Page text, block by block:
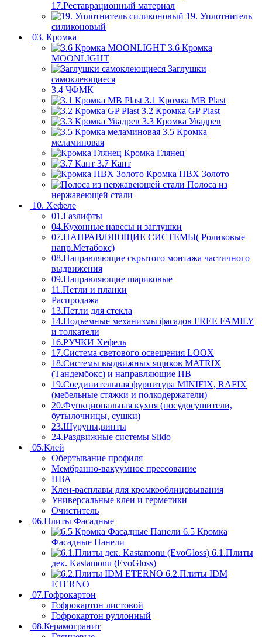
17.Реставрационный материал
19. Уплотнитель
силиконовый
03. Кромка
3.6 Кромка
MOONLIGHT
Заглушки
самоклеющиеся
3.4 ЧФМК
3.1 Кромка MB Plast
3.2 Кромка GP Plast
3.3 Кромка Увадрев
3.5 Кромка
меламиновая
Кромка Глянец
3.7 Кант
Кромка ПВХ Золото
Полоса из
нержавеющей стали
10. Хефеле
01.Газлифты
04.Кухонные навесы и заглушки
07.НАПРАВЛЯЮЩИЕ СИСТЕМЫ( Роликовые
напр.Метабокс)
08.Направляющие скрытого монтажа частичного
выдвижения
09.Направляющие шариковые
11.Петли и планки
Распродажа
13.Петли для стекла
14.Подъемные механизмы фасадов FREE FAMILY
и толкатели
16.РУЧКИ Хефель
17.Система светового освещения LOOX
18.Системы выдвижных ящиков MATRIX
(Тандембокс) и направляющие ПВ
19.Соединительная фурнитура MINIFIX, RAFIX
(мебельные стяжки и полкодержатели)
20.Функциональная кухня (посудосушители,
бутылочницы, сушки)
23.Шурупы,винты
24.Раздвижные системы Slido
05.Клей
Обертывание профиля
Мембранно-вакуумное прессование
ПВА
Клеи-расплавы для кромкооблицовывания
Универсальные клеи и герметики
Очиститель
06.Плиты Фасадные
6.5 Кромка
Фасадные Панели
6.1.Плиты
дек. Kastamonu (EvoGloss)
6.2.Плиты IDM
ETERNO
07.Гофрокартон
Гофрокартон листовой
Гофрокартон руллонный
08.Керамогранит